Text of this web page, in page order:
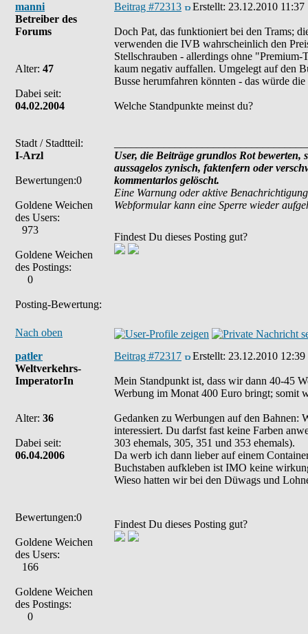
manni
Betreiber des
Forums
Alter: 47
Dabei seit:
04.02.2004
Stadt / Stadtteil:
I-Arzl
Bewertungen:0
Goldene Weichen
des Users:
973
Goldene Weichen
des Postings:
0
Posting-Bewertung:
Beitrag #72313 Erstellt: 23.12.2010 11:37
Doch Pat, das funktioniert bei den Trams;
verwenden die IVB wahrscheinlich den
Stellschrauben - allerdings ohne
kaum negativ auffallen. Umgelegt auf den
Busse herumfahren könnten - das würde
Welche Standpunkte meinst du?
User, die Beiträge grundlos Rot
aussagelos zynisch, faktenfern oder
kommentarlos gelöscht.
Eine Warnung oder aktive
Webformular kann eine Sperre wieder
Findest Du dieses Posting gut?
Nach oben
patler
Weltverkehrs-
ImperatorIn
Alter: 36
Dabei seit:
06.04.2006
Bewertungen:0
Goldene Weichen
des Users:
166
Goldene Weichen
des Postings:
0
Beitrag #72317 Erstellt: 23.12.2010 12:39
Mein Standpunkt ist, dass wir dann 40-45
Werbung im Monat 400 Euro bringt; somit
Gedanken zu Werbungen auf den Bahnen:
interessiert. Du darfst fast keine Farben
303 ehemals, 305, 351 und 353 ehemals).
Da werb ich dann lieber auf einem
Buchstaben aufkleben ist IMO keine
Wieso hatten wir bei den Düwags und
Findest Du dieses Posting gut?